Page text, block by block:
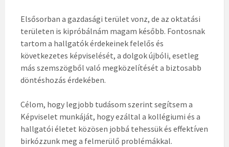
Elsősorban a gazdasági terület vonz, de az oktatási
területen is kipróbálnám magam később. Fontosnak
tartom a hallgatók érdekeinek felelős és
következetes képviselését, a dolgok újbóli, esetleg
más szemszögből való megközelítését a biztosabb
döntéshozás érdekében.
Célom, hogy legjobb tudásom szerint segítsem a
Képviselet munkáját, hogy ezáltal a kollégiumi és a
hallgatói életet közösen jobbá tehessük és effektíven
birkózzunk meg a felmerülő problémákkal.